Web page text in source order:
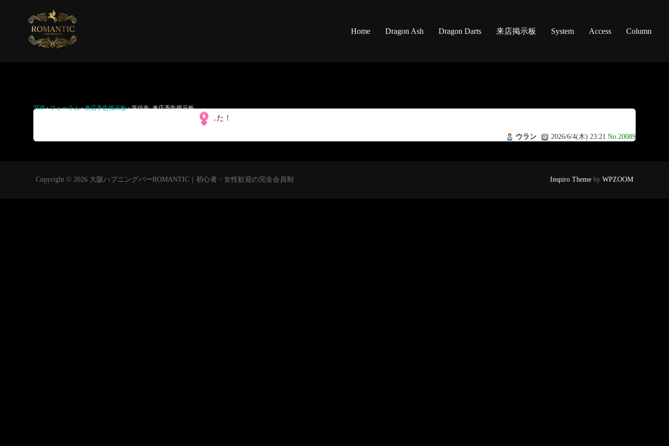
Home Dragon Ash Dragon Darts 来店掲示板 System Access Column
返信先: 来店予告掲示板
TOP › フォーラム › 来店予告掲示板 › 返信先: 来店予告掲示板
来ました！
ウラン 2026/6/4(木) 23:21 No.20089
Copyright © 2026 大阪ハプニングバーROMANTIC｜初心者・女性歓迎の完全会員制 Inspiro Theme by WPZOOM